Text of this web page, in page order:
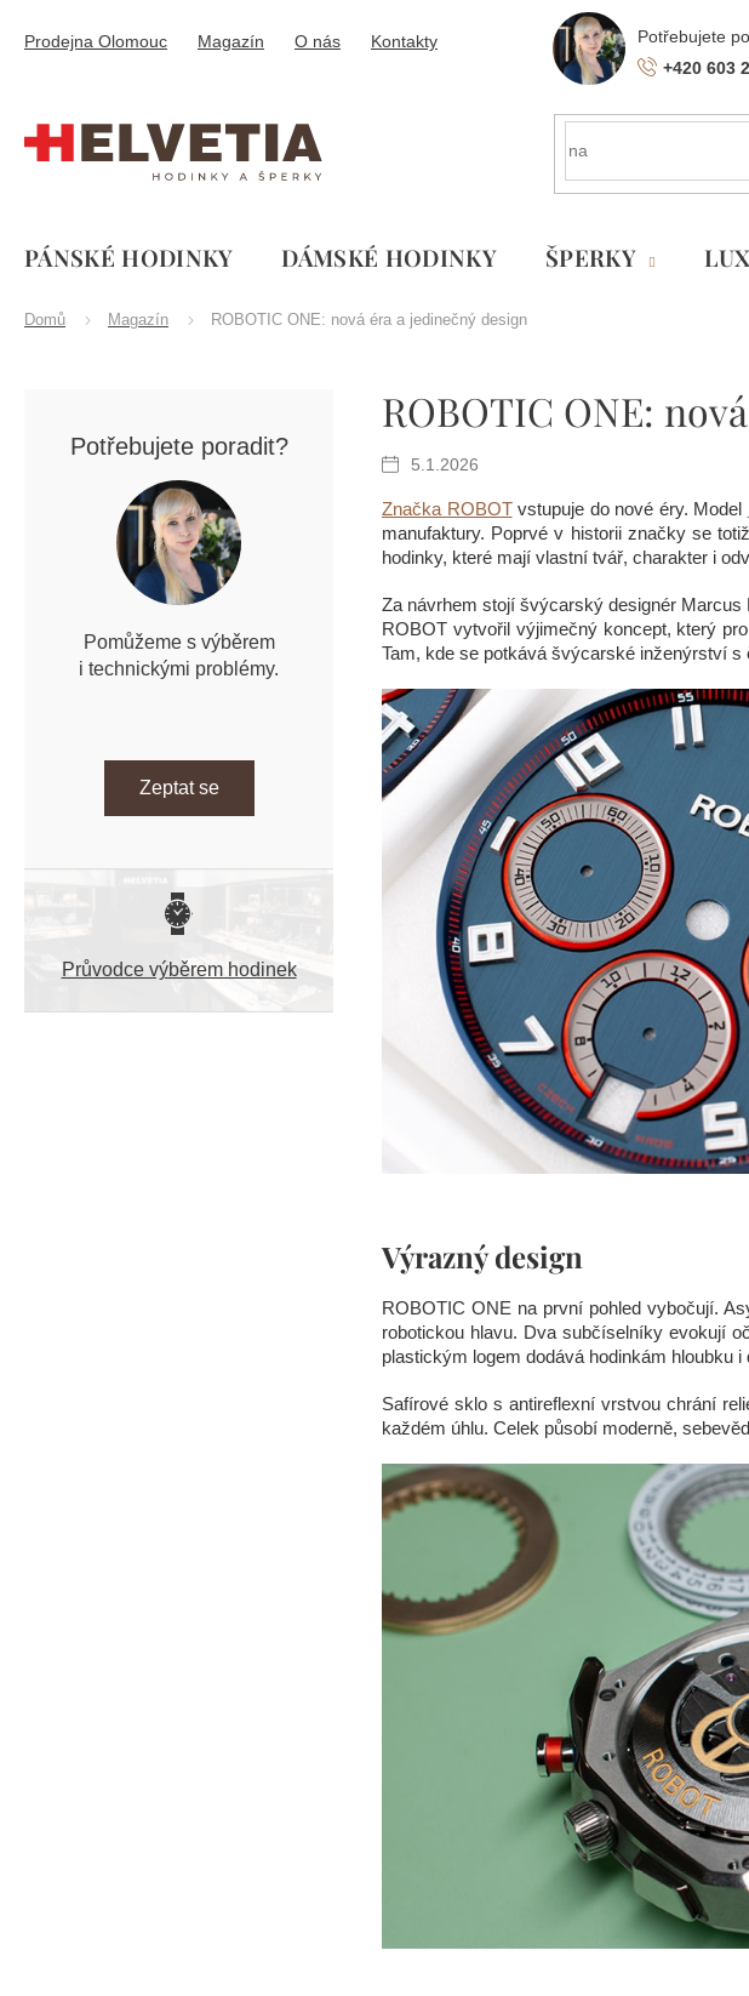
obsah
+420 603
Prodejna Olomouc Magazín O nás Kontakty
PÁNSKÉ HODINKY DÁMSKÉ HODINKY ŠPERKY
Domů Magazín ROBOTIC ONE: nová éra a jedinečný design
Potřebujete poradit?
Pomůžeme s výběrem
i technickými problémy.
Zeptat se
Průvodce výběrem hodinek
ROBOTIC ONE:
5.1.2026
Značka ROBOTvstupuje do nové éry. Model
manufaktury. Poprvé v historii značky se
hodinky, které mají vlastní tvář, charakter i
Za návrhem stojí švýcarský designér Marcus
ROBOT vytvořil výjimečný koncept, který
Tam, kde se potkává švýcarské inženýrství
Výrazný design
ROBOTIC ONE na první pohled vybočují.
robotickou hlavu. Dva subčíselníky evokují
plastickým logem dodává hodinkám hloubku i
Safírové sklo s antireflexní vrstvou chrání
každém úhlu. Celek působí moderně,